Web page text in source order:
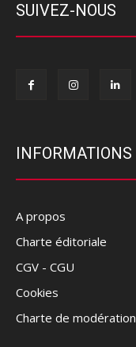
SUIVEZ-NOUS
INFORMATIONS
A propos
Charte éditoriale
CGV - CGU
Cookies
Charte de modération